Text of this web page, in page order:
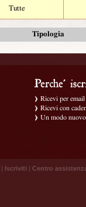
Tutte
Tipologia
Ricevi per
Ricevi con
Un modo
| Iscriviti | Centro